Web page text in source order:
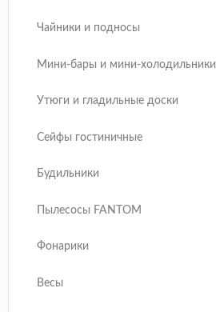
Чайники и подносы
Мини-бары и мини-холодильники
Утюги и гладильные доски
Сейфы гостиничные
Будильники
Пылесосы FANTOM
Фонарики
Весы